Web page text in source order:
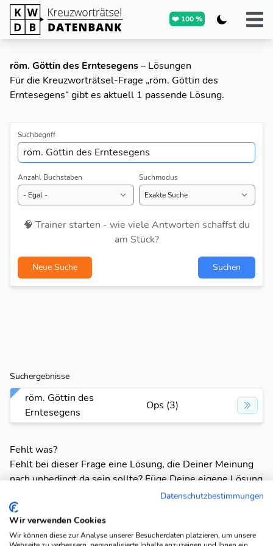
❤️ 100 %
röm. Göttin des Erntesegens– Lösungen
Für die Kreuzworträtsel-Frage „röm. Göttin des
Erntesegens“ gibt es aktuell 1 passende Lösung.
Suchbegriff
Anzahl Buchstaben Suchmodus
🧠 Trainer starten - wie viele Antworten schaffst du
am Stück?
Neue Suche Suchen
Suchergebnisse
röm. Göttin des
Erntesegens
Ops (3)
Fehlt was?
Fehlt bei dieser Frage eine Lösung, die Deiner Meinung
nach unbedingt da sein sollte? Füge Deine eigene Lösung
hinzu und bereichere unsere Datenbank!
Mach mit und registriere dich!
Datenschutzbestimmungen
Wir verwenden Cookies
Wir können diese zur Analyse unserer Besucherdaten platzieren, um unsere